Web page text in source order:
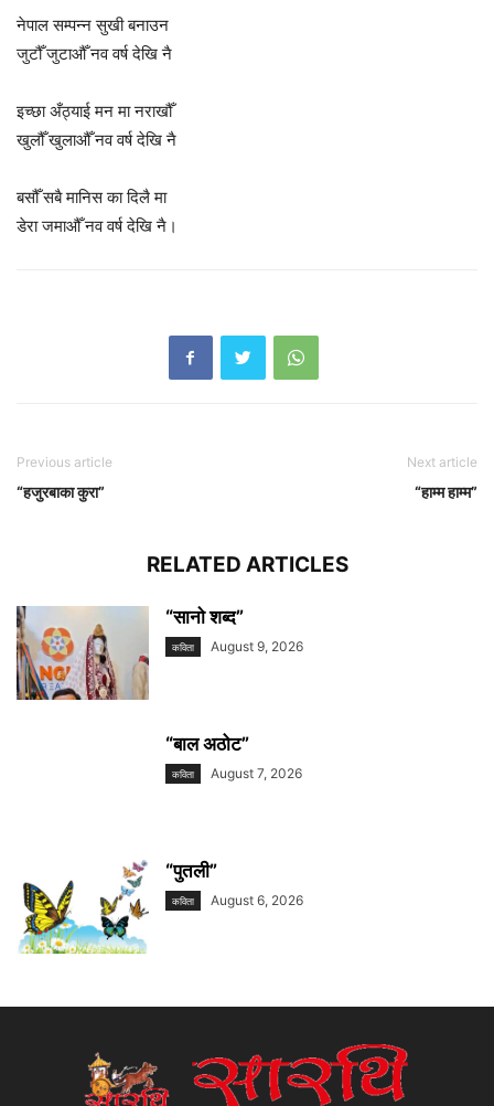
नेपाल सम्पन्न सुखी बनाउन
जुटौँ जुटाऔँ नव वर्ष देखि नै
इच्छा अँठ्याई मन मा नराखौँ
खुलौँ खुलाऔँ नव वर्ष देखि नै
बसौँ सबै मानिस का दिलै मा
डेरा जमाऔँ नव वर्ष देखि नै।
Previous article
“हजुरबाका कुरा”
Next article
“हाम्म हाम्म”
RELATED ARTICLES
“सानाे शब्द”
कविता August 9, 2026
“बाल अठोट”
कविता August 7, 2026
“पुतली”
कविता August 6, 2026